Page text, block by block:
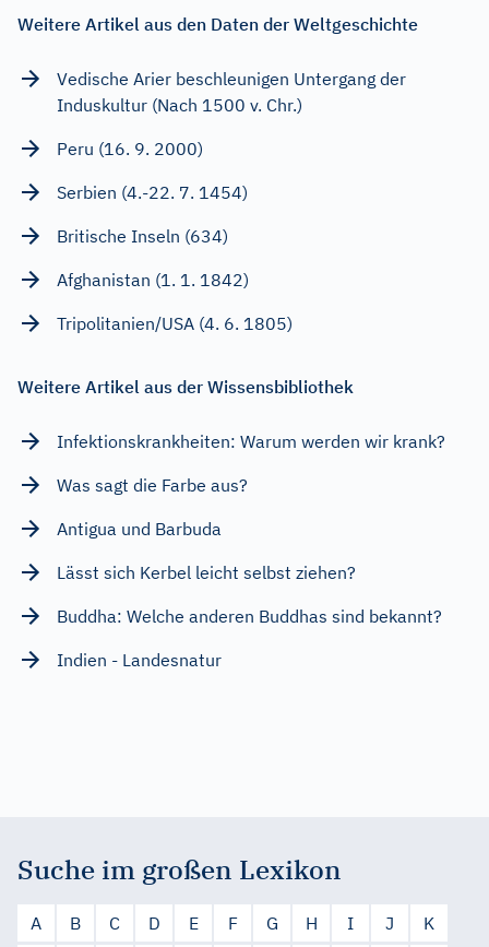
Weitere Artikel aus den Daten der Weltgeschichte
Vedische Arier beschleunigen Untergang der
Induskultur (Nach 1500 v. Chr.)
Peru (16. 9. 2000)
Serbien (4.-22. 7. 1454)
Britische Inseln (634)
Afghanistan (1. 1. 1842)
Tripolitanien/USA (4. 6. 1805)
Weitere Artikel aus der Wissensbibliothek
Infektionskrankheiten: Warum werden wir krank?
Was sagt die Farbe aus?
Antigua und Barbuda
Lässt sich Kerbel leicht selbst ziehen?
Buddha: Welche anderen Buddhas sind bekannt?
Indien - Landesnatur
Suche im großen Lexikon
A B C D E F G H I J
K